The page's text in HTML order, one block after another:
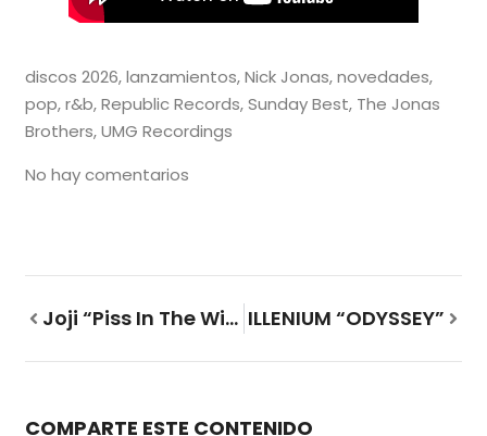
discos 2026,lanzamientos,Nick Jonas,novedades,
pop,r&b,Republic Records,Sunday Best, The Jonas
Brothers,UMG Recordings
No hay comentarios
Joji “Piss In The Wind” ILLENIUM “ODYSSEY”
COMPARTE ESTE CONTENIDO